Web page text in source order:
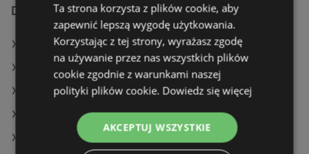
Dodatkowe łącza
Oferty Action
Oferty Kaufland
Oferty Lidl
Aktualne gazetki Gram Market
Aktualne gazetki Dealz
Ta strona korzysta z plików cookie, aby
zapewnić lepszą wygodę użytkowania.
Korzystając z tej strony, wyrażasz zgodę
na używanie przez nas wszystkich plików
cookie zgodnie z warunkami naszej
polityki plików cookie. Dowiedz się więcej
AKCEPTUJ WSZYSTKIE